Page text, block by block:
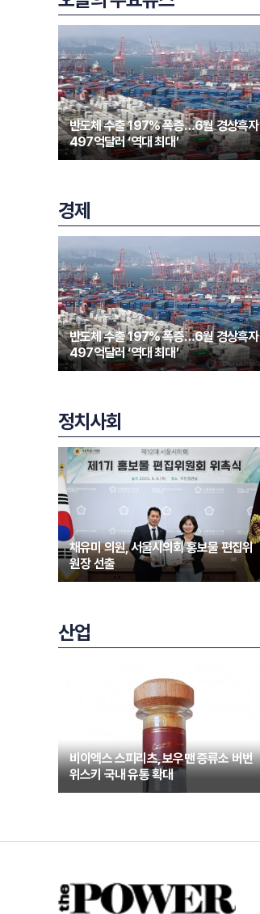
반도체 수출 197% 폭증…6월 경상흑자
497억달러 ‘역대 최대’
경제
반도체 수출 197% 폭증…6월 경상흑자
497억달러 ‘역대 최대’
정치사회
채유미 의원, 서울시의회 홍보물 편집위
원장 선출
산업
비이엑스 스피리츠, 보우맨 증류소 버번
위스키 국내 유통 확대